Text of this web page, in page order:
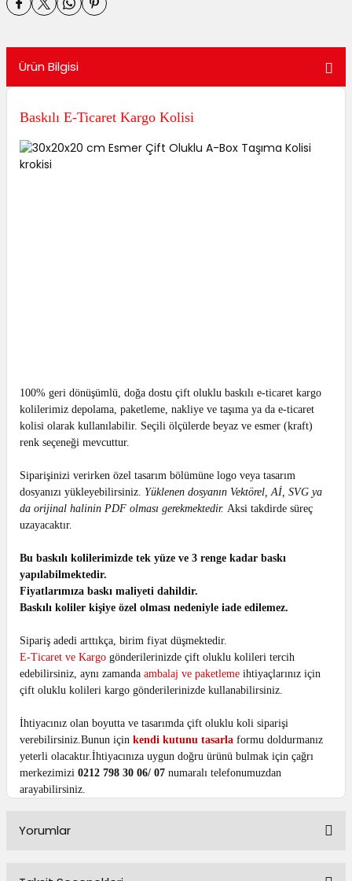
Ürün Bilgisi
Baskılı E-Ticaret Kargo Kolisi
100% geri dönüşümlü, doğa dostu çift oluklu baskılı e-ticaret kargo
kolilerimiz depolama, paketleme, nakliye ve taşıma ya da e-ticaret
kolisi olarak kullanılabilir. Seçili ölçülerde beyaz ve esmer (kraft)
renk seçeneği mevcuttur.
Siparişinizi verirken özel tasarım bölümüne logo veya tasarım
dosyanızı yükleyebilirsiniz. Yüklenen dosyanın Vektörel, Aİ, SVG ya
da orijinal halinin PDF olması gerekmektedir. Aksi takdirde süreç
uzayacaktır.
Bu baskılı kolilerimizde tek yüze ve 3 renge kadar baskı
yapılabilmektedir.
Fiyatlarımıza baskı maliyeti dahildir.
Baskılı koliler kişiye özel olması nedeniyle iade edilemez.
Sipariş adedi arttıkça, birim fiyat düşmektedir.
E-Ticaret ve Kargo gönderilerinizde çift oluklu kolileri tercih
edebilirsiniz, aynı zamanda ambalaj ve paketleme ihtiyaçlarınız için
çift oluklu kolileri kargo gönderilerinizde kullanabilirsiniz.
İhtiyacınız olan boyutta ve tasarımda çift oluklu koli siparişi
verebilirsiniz.Bunun için kendi kutunu tasarla formu doldurmanız
yeterli olacaktır.İhtiyacınıza uygun doğru ürünü bulmak için çağrı
merkezimizi 0212 798 30 06/ 07 numaralı telefonumuzdan
arayabilirsiniz.
Yorumlar